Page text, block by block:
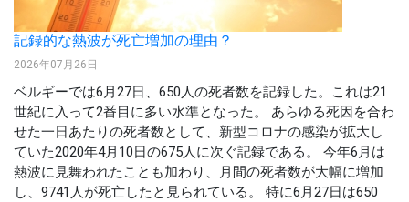
記録的な熱波が死亡増加の理由？
2026年07月26日
ベルギーでは6月27日、650人の死者数を記録した。これは21
世紀に入って2番目に多い水準となった。 あらゆる死因を合わ
せた一日あたりの死者数として、新型コロナの感染が拡大し
ていた2020年4月10日の675人に次ぐ記録である。 今年6月は
熱波に見舞われたことも加わり、月間の死者数が大幅に増加
し、9741人が死亡したと見られている。 特に6月27日は650